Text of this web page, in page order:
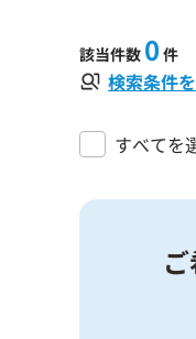
該当件数 0 件
検索条件
すべてを